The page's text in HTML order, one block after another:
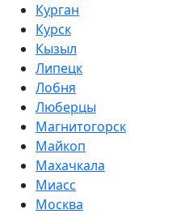
Курган
Курск
Кызыл
Липецк
Лобня
Люберцы
Магнитогорск
Майкоп
Махачкала
Миасс
Москва